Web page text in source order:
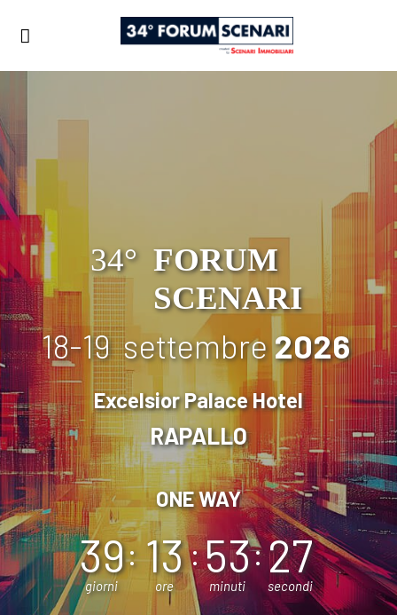
Excelsior Palace Hotel
FORUM
SCENARI
39
giorni
13
ore
53
minuti
25
secondi
18-19
34°
settembre2026
ONE WAY
RAPALLO